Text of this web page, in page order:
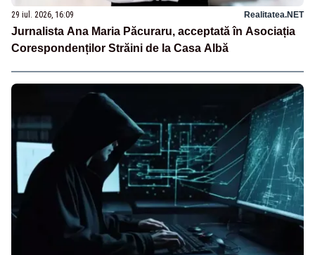
29 iul. 2026, 16:09 Realitatea.NET
Jurnalista Ana Maria Păcuraru, acceptată în Asociația
Corespondenților Străini de la Casa Albă